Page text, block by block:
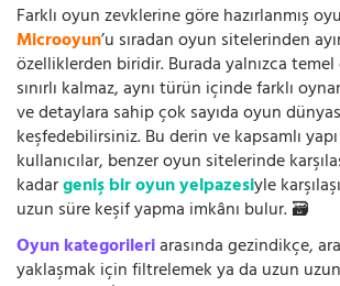
Farklı oyun zevklerine göre hazırlanmış
Microoyun’u sıradan oyun sitelerinden
özelliklerden biridir. Burada yalnızca
sınırlı kalmaz, aynı türün içinde farklı
ve detaylara sahip çok sayıda oyun
keşfedebilirsiniz. Bu derin ve kapsamlı
kullanıcılar, benzer oyun sitelerinde
kadargeniş bir oyun yelpazesiyle
uzun süre keşif yapma imkânı bulur. 🗃️
Oyun kategorileriarasında gezindikçe,
yaklaşmak için filtrelemek ya da uzun